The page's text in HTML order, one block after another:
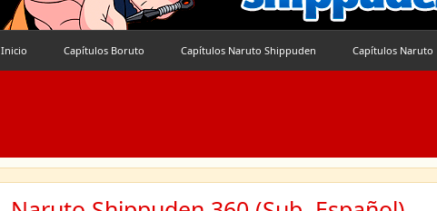
Inicio Capítulos Boruto Capítulos Naruto Shippuden Capítulos Naruto